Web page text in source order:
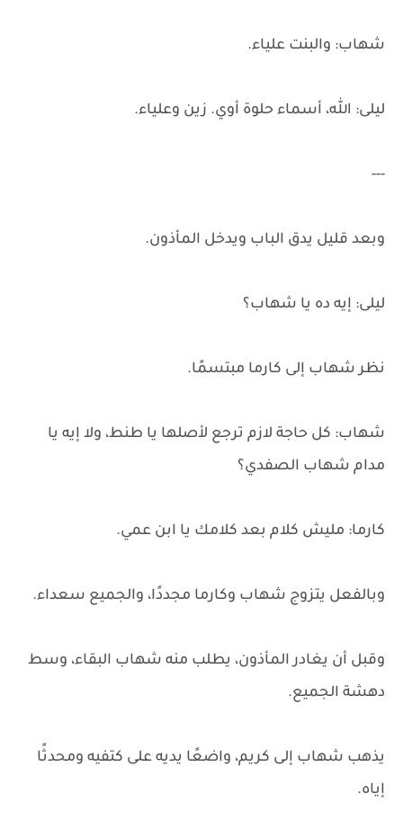
شهاب: والبنت علياء.
ليلى: الله، أسماء حلوة أوي. زين وعلياء.
---
وبعد قليل يدق الباب ويدخل المأذون.
ليلى: إيه ده يا شهاب؟
نظر شهاب إلى كارما مبتسمًا.
شهاب: كل حاجة لازم ترجع لأصلها يا طنط، ولا إيه يا
مدام شهاب الصفدي؟
كارما: مليش كلام بعد كلامك يا ابن عمي.
وبالفعل يتزوج شهاب وكارما مجددًا، والجميع سعداء.
وقبل أن يغادر المأذون، يطلب منه شهاب البقاء، وسط
دهشة الجميع.
يذهب شهاب إلى كريم، واضعًا يديه على كتفيه ومحدثًا
إياه.